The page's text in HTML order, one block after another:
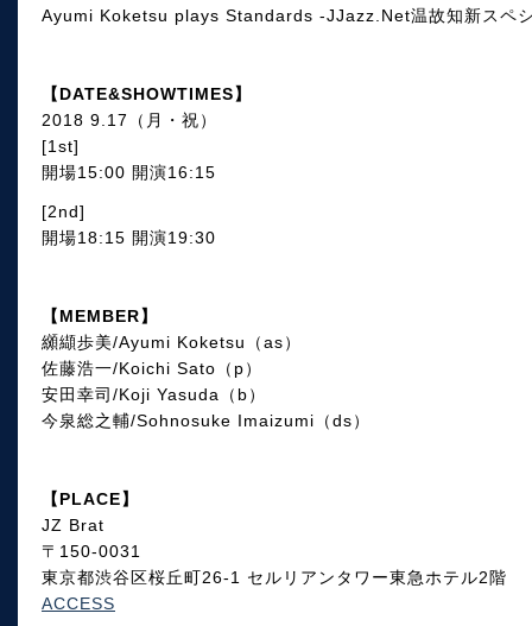
Ayumi Koketsu plays Standards -JJazz.Net温故知新スペ
【DATE&SHOWTIMES】
2018 9.17（月・祝）
[1st]
開場15:00 開演16:15
[2nd]
開場18:15 開演19:30
【MEMBER】
纐纈歩美/Ayumi Koketsu（as）
佐藤浩一/Koichi Sato（p）
安田幸司/Koji Yasuda（b）
今泉総之輔/Sohnosuke Imaizumi（ds）
【PLACE】
JZ Brat
〒150-0031
東京都渋谷区桜丘町26-1 セルリアンタワー東急ホテル2階
ACCESS